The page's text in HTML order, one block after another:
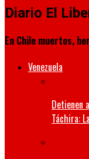
Diario El
En Chile muertos,
Venezuela
Detienen
Táchira: